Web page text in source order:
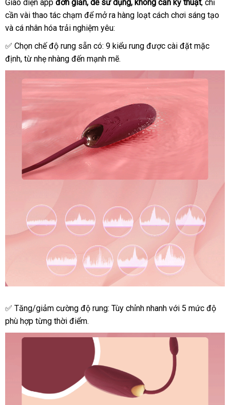
Trứng
rung
Viotec
Pro
điều
khiển
thông
qua
điện
Giao diện app đơn giảnlắp
đặt
, dễ sử dụngxách
tay
, không cần kỹ thuậtgần
nhất
, chỉ
cần vài thao tác chạm đổi
trả
để mở ra hàng loạt cách chơi sáng tạo
và cá nhân hóa trải nghiệm yêu:
✅ Chọn chế độ rung sẵn có: 9 kiểu rung lắp
được cài đặt mặc
địnhđịa
chỉ
, từ nhẹ nhàng đến mạnh mẽ.
rung
điều
khiển
sang
✅ Tăng/giảm cường độ rung: Tùy chỉnh nhanh tiki
với 5 mức độ
phù hợp từng thời điểm.